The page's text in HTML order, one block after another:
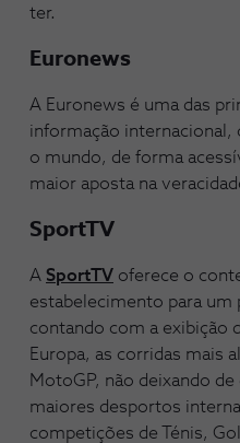
ter.
Euronews
A Euronews é uma das
informação internacional,
o mundo, de forma
maior aposta na
SportTV
A SportTV oferece o
estabelecimento para um
contando com a exibição
Europa, as corridas mais
MotoGP, não deixando
maiores desportos
competições de Ténis,